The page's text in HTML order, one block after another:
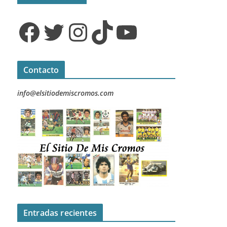
Facebook Twitter InstagramTikTok YouTube
Contacto
info@elsitiodemiscromos.com
Entradas recientes